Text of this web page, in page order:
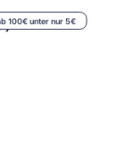
100€ unter nur 5€